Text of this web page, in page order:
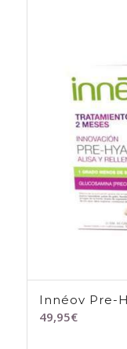
Innéov Pre-
49,95€